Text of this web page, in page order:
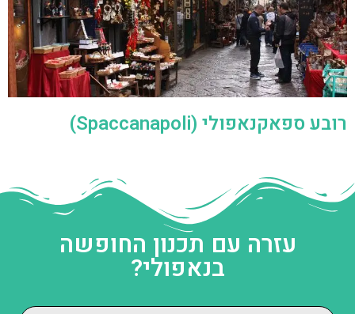
רובע ספאקנאפולי (Spaccanapoli)
עזרה עם תכנון החופשה
בנאפולי?